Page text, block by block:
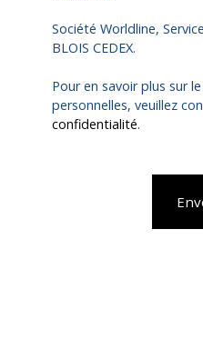
Société Worldline,
BLOIS CEDEX.
Pour en savoir plus sur
personnelles, veuillez
confidentialité.